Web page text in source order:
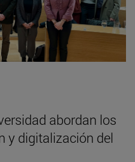
abordan los
y digitalización del